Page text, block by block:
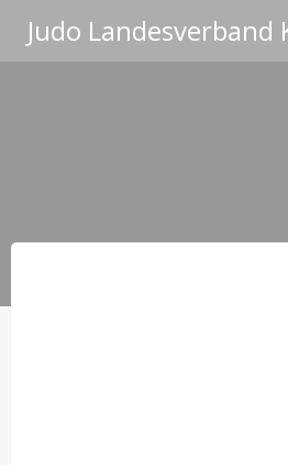
Judo Landesverband